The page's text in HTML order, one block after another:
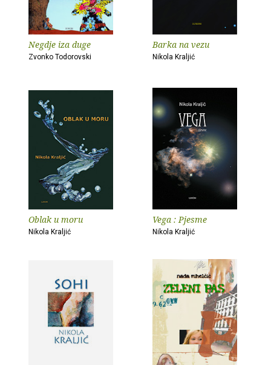
Negdje iza duge
Zvonko Todorovski
Barka na vezu
Nikola Kraljić
Oblak u moru
Nikola Kraljić
Vega : Pjesme
Nikola Kraljić